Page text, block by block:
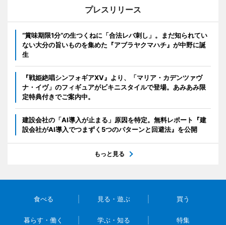
プレスリリース
“賞味期限1分”の生つくねに「合法レバ刺し」。まだ知られてい
ない大分の旨いものを集めた『アブラヤクマハチ』が中野に誕
生
『戦姫絶唱シンフォギアXV』より、「マリア・カデンツァヴ
ナ・イヴ」のフィギュアがビキニスタイルで登場。あみあみ限
定特典付きでご案内中。
建設会社の「AI導入が止まる」原因を特定。無料レポート『建
設会社がAI導入でつまずく5つのパターンと回避法』を公開
もっと見る
食べる 見る・遊ぶ 買う
暮らす・働く 学ぶ・知る 特集